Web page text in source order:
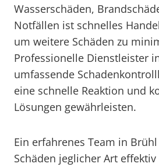
Wasserschäden,
Notfällen ist schnelles
um weitere Schäden zu
Professionelle Dienstleister
umfassende
eine schnelle Reaktion und
Lösungen gewährleisten.
Ein erfahrenes Team in
Schäden jeglicher Art